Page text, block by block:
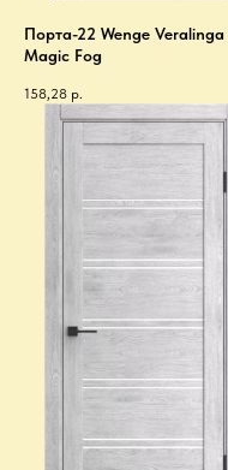
Порта-22 Wenge Veralinga
Magic Fog
158,28 р.